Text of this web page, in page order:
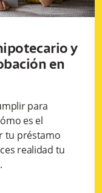
y
en
para
es el
tu préstamo
realidad tu